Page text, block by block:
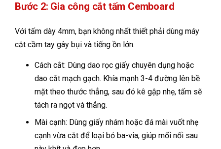
Bước 2: Gia công cắt tấm Cemboard
Với tấm dày 4mm, bạn không nhất thiết phải dùng máy
cắt cầm tay gây bụi và tiếng ồn lớn.
Cách cắt: Dùng dao rọc giấy chuyên dụng hoặc
dao cắt mạch gạch. Khía mạnh 3-4 đường lên bề
mặt theo thước thẳng, sau đó kê gập nhẹ, tấm sẽ
tách ra ngọt và thẳng.
Mài cạnh: Dùng giấy nhám hoặc đá mài vuốt nhẹ
cạnh vừa cắt để loại bỏ ba-via, giúp mối nối sau